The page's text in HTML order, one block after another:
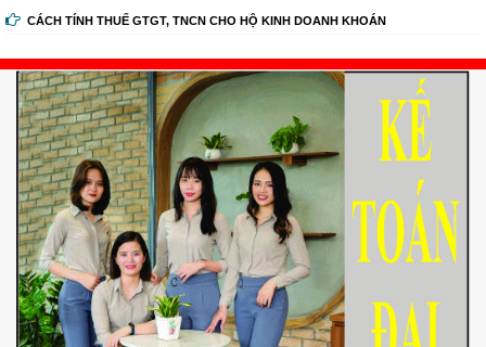
CÁCH TÍNH THUẾ GTGT, TNCN CHO HỘ KINH DOANH KHOÁN